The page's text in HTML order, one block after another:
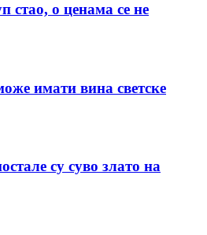
стао, о ценама се не
имати вина светске
су суво злато на